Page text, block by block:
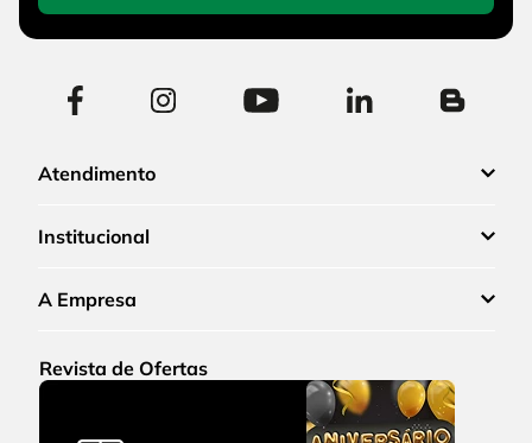
Atendimento
Institucional
A Empresa
Revista de Ofertas